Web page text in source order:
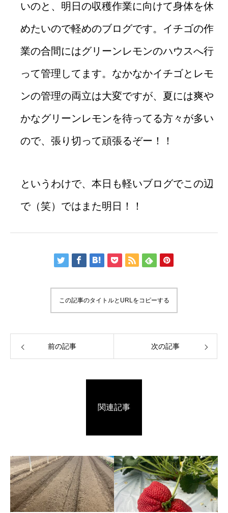
いのと、明日の収穫作業に向けて身体を休
めたいので軽めのブログです。イチゴの作
業の合間にはグリーンレモンのハウスへ行
って管理してます。なかなかイチゴとレモ
ンの管理の両立は大変ですが、夏には爽や
かなグリーンレモンを待ってる方々が多い
ので、張り切って頑張るぞー！！
というわけで、本日も軽いブログでこの辺
で（笑）ではまた明日！！
この記事のタイトルとURLをコピーする
前の記事 次の記事
関連記事